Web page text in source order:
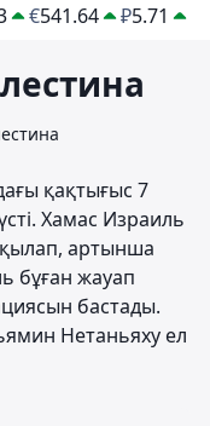
€541.64 ₽5.71
қақтығыс 7
Хамас Израиль
артынша
бұған жауап
бастады.
Нетаньяху ел